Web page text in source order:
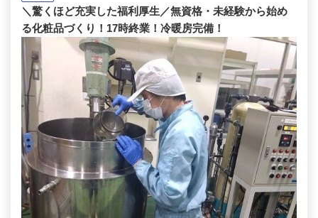
＼驚くほど充実した福利厚生／無資格・未経験から始め
る化粧品づくり！17時終業！冷暖房完備！